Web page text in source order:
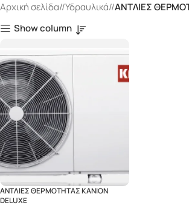
Αρχική σελίδα/ Υδραυλικά/ ΑΝΤΛΙΕΣ
Show column
ΑΝΤΛΙΕΣ ΘΕΡΜΟΤΗΤΑΣ KANION
DELUXE